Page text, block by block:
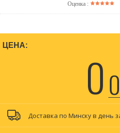
Оценка :
ЦЕНА:
0
Доставка по Минску в день